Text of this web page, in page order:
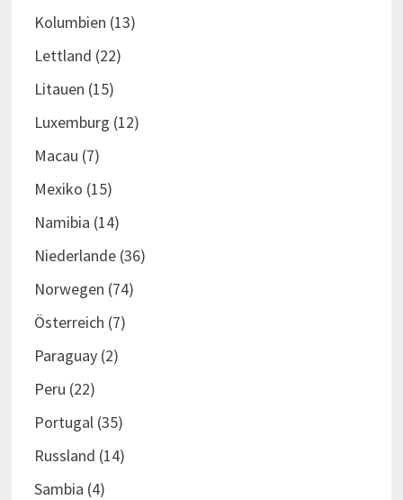
Kolumbien (13)
Lettland (22)
Litauen (15)
Luxemburg (12)
Macau (7)
Mexiko (15)
Namibia (14)
Niederlande(36)
Norwegen (74)
Österreich (7)
Paraguay(2)
Peru (22)
Portugal(35)
Russland (14)
Sambia (4)